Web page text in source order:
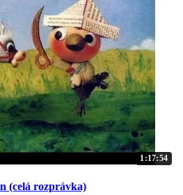
1:17:54
(celá rozprávka)